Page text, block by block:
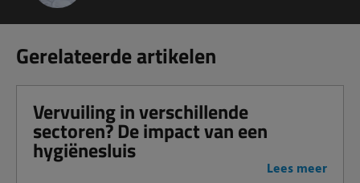
Gerelateerde artikelen
Vervuiling in verschillende
sectoren? De impact van een
hygiënesluis
Lees meer